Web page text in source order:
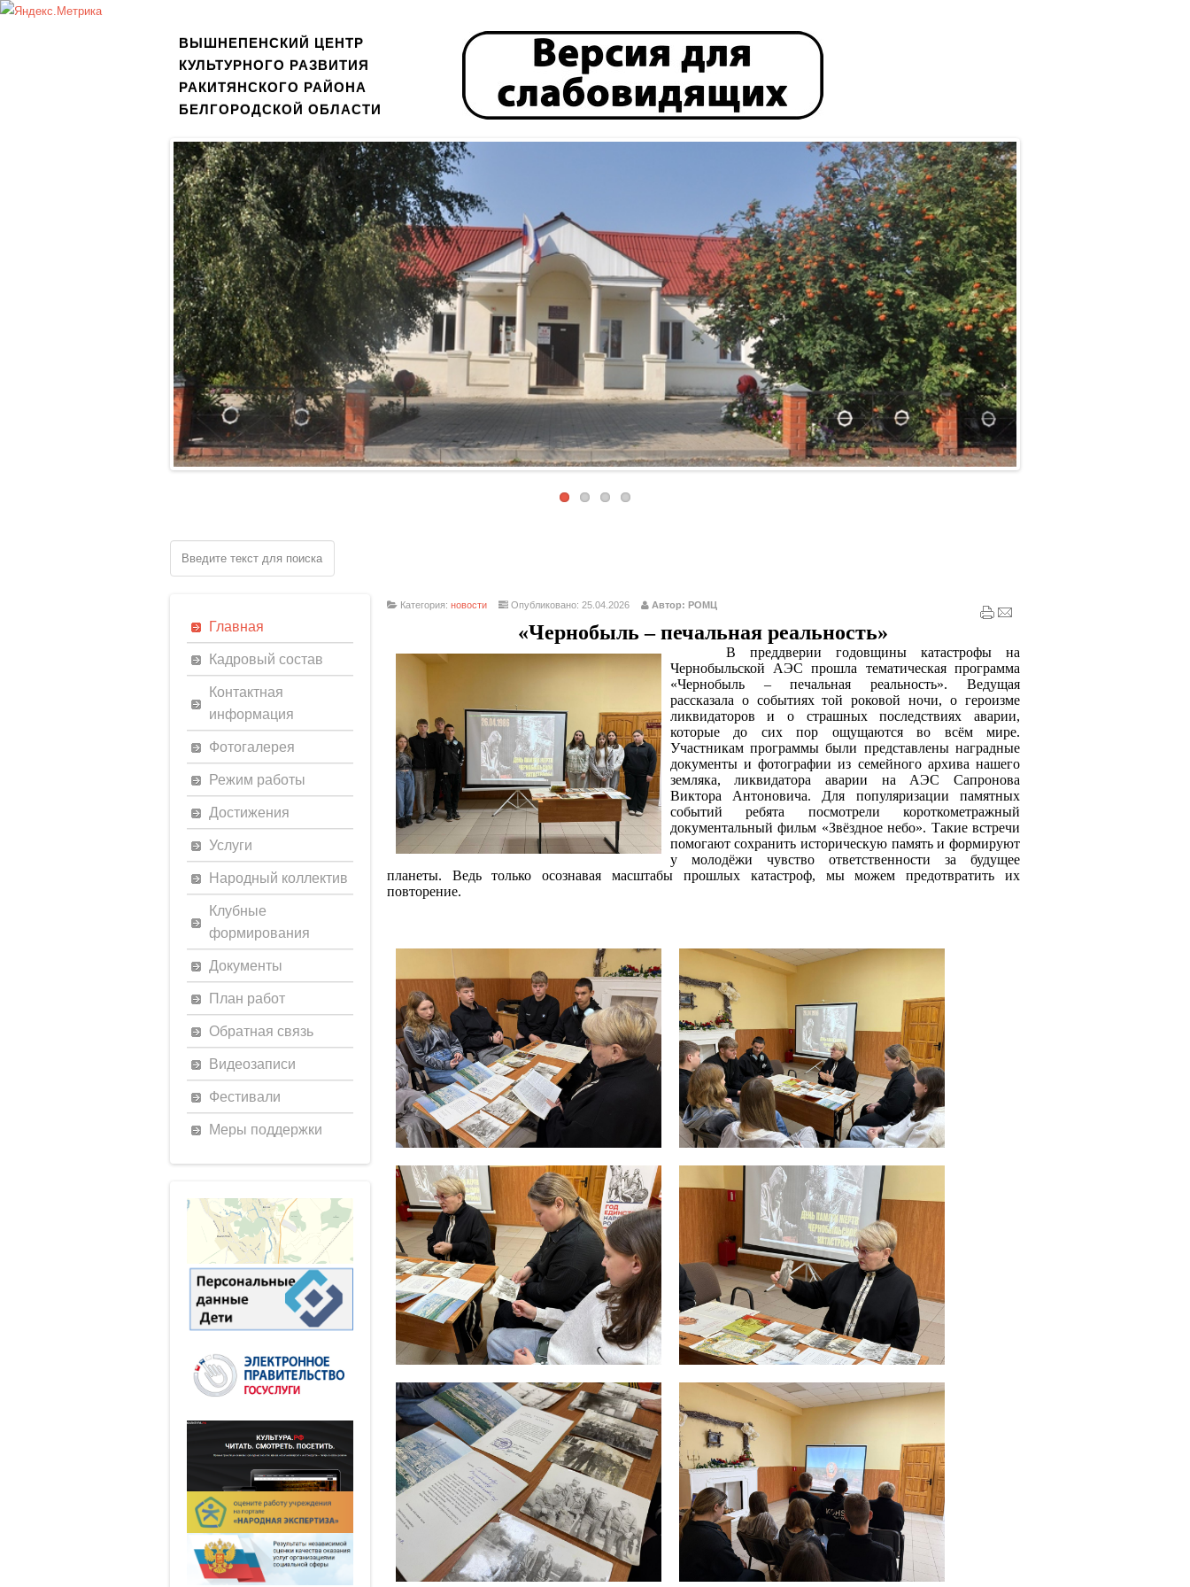
ВЫШНЕПЕНСКИЙ ЦЕНТР
КУЛЬТУРНОГО РАЗВИТИЯ
РАКИТЯНСКОГО РАЙОНА
БЕЛГОРОДСКОЙ ОБЛАСТИ
Главная
Кадровый состав
Контактная
информация
Фотогалерея
Режим работы
Достижения
Услуги
Народный коллектив
Клубные
формирования
Документы
План работ
Обратная связь
Видеозаписи
Фестивали
Меры поддержки
Категория: новости Опубликовано: 25.04.2026 Автор: РОМЦ
«Чернобыль – печальная реальность»
В преддверии годовщины катастрофы на
Чернобыльской АЭС прошла тематическая программа
«Чернобыль – печальная реальность». Ведущая
рассказала о событиях той роковой ночи, о героизме
ликвидаторов и о страшных последствиях аварии,
которые до сих пор ощущаются во всём мире.
Участникам программы были представлены наградные
документы и фотографии из семейного архива нашего
земляка, ликвидатора аварии на АЭС Сапронова
Виктора Антоновича.
Для популяризации памятных
событий ребята посмотрели короткометражный
документальный фильм «Звёздное небо». Такие встречи
помогают сохранить историческую память и формируют
у молодёжи чувство ответственности за будущее
планеты. Ведь только осознавая масштабы прошлых катастроф, мы можем предотвратить их
повторение.